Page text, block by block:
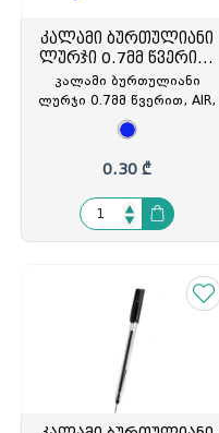
კალამი ბურთულიანი
ლურჯი 0.7მმ წვერით,
AIR, Forpus
კალამი ბურთულიანი
ლურჯი 0.7მმ წვერით, AIR,
Forpus, თავსახურით,
(1/50), FO51407, FOP-
514070
0.30 ₾